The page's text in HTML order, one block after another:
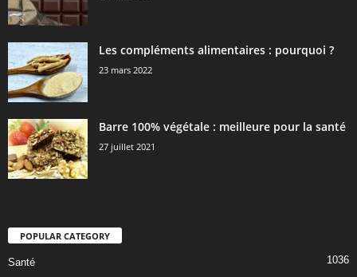
Les compléments alimentaires : pourquoi ?
23 mars 2022
Barre 100% végétale : meilleure pour la santé
27 juillet 2021
POPULAR CATEGORY
Santé 1036